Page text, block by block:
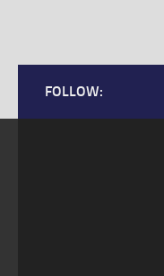
FOLLOW: